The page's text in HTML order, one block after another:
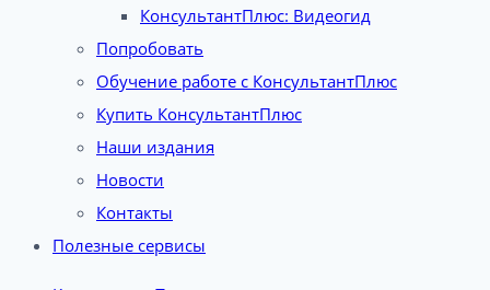
КонсультантПлюс: Видеогид
Попробовать
Обучение работе с КонсультантПлюс
Купить КонсультантПлюс
Наши издания
Новости
Контакты
Полезные сервисы